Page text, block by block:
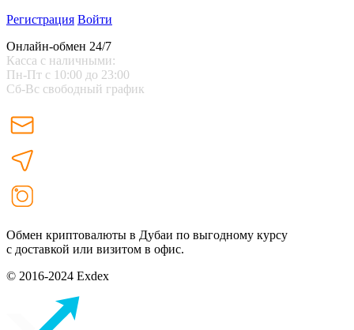
Регистрация Войти
Онлайн-обмен 24/7
Касса с наличными:
Пн-Пт с 10:00 до 23:00
Сб-Вс свободный график
Обмен криптовалюты в Дубаи по выгодному курсу
с доставкой или визитом в офис.
© 2016-2024 Exdex